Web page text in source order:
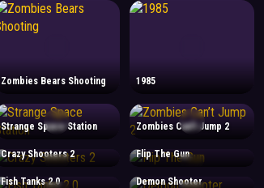
Zombies Bears Shooting 1985
Strange Space Station Zombies Can’t Jump 2
Crazy Shooters 2 Flip The Gun
Fish Tanks 2.0 Demon Shooter